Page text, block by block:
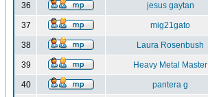
36 jesus gaytan
37 mig21gato
38 Laura Rosenbush
39 Heavy Metal Master
40 pantera g